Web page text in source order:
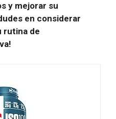
y mejorar su
en considerar
rutina de